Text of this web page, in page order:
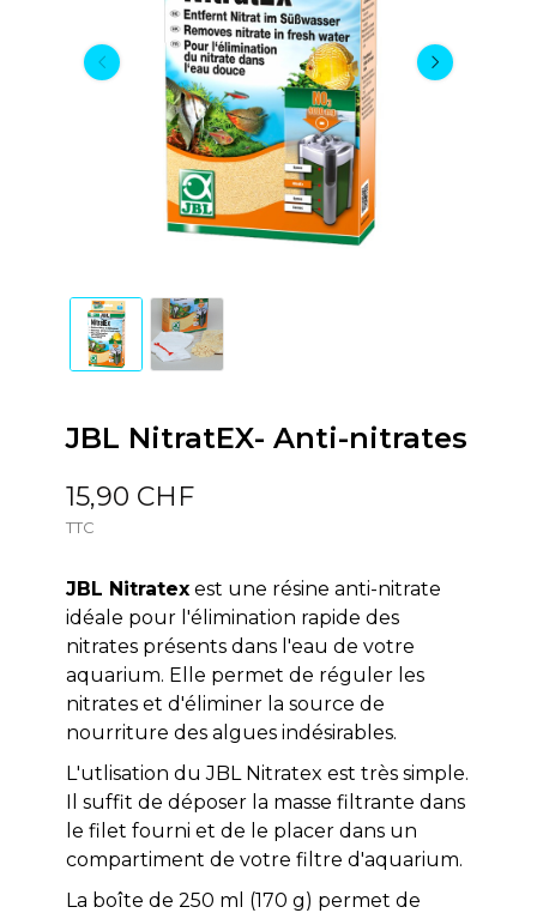
JBL NitratEX- Anti-nitrates
15,90 CHF
TTC
JBL Nitratexest une résine anti-nitrate
idéale pour l'élimination rapide des
nitrates présents dans l'eau de votre
aquarium. Elle permet de réguler les
nitrates et d'éliminer la source de
nourriture des algues indésirables.
L'utlisation du JBL Nitratex est très simple.
Il suffit de déposer la masse filtrante dans
le filet fourni et de le placer dans un
compartiment de votre filtre d'aquarium.
La boîte de 250 ml (170 g) permet de